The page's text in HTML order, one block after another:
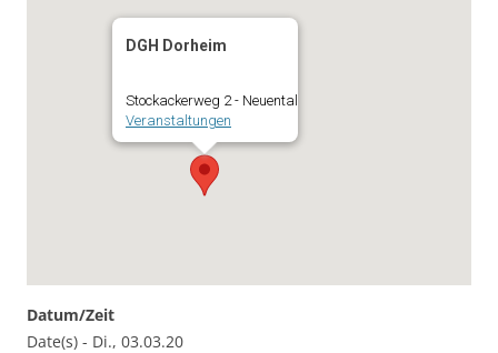
DGH Dorheim
Stockackerweg 2 - Neuental
Veranstaltungen
Datum/Zeit
Date(s) - Di., 03.03.20